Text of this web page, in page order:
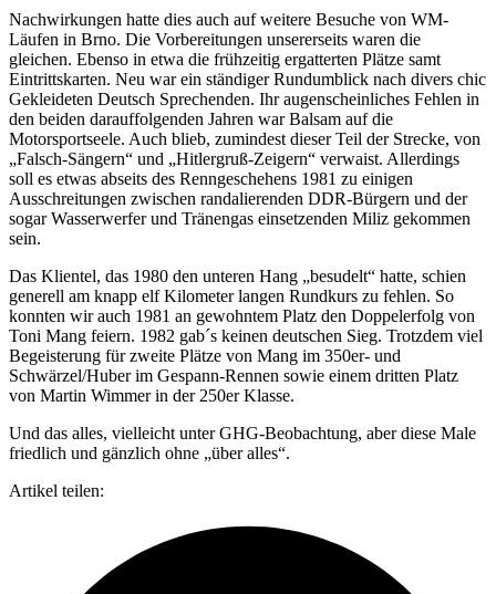
Nachwirkungen hatte dies auch auf weitere Besuche von WM-
Läufen in Brno. Die Vorbereitungen unsererseits waren die
gleichen. Ebenso in etwa die frühzeitig ergatterten Plätze samt
Eintrittskarten. Neu war ein ständiger Rundumblick nach divers chic
Gekleideten Deutsch Sprechenden. Ihr augenscheinliches Fehlen in
den beiden darauffolgenden Jahren war Balsam auf die
Motorsportseele. Auch blieb, zumindest dieser Teil der Strecke, von
„Falsch-Sängern“ und „Hitlergruß-Zeigern“ verwaist. Allerdings
soll es etwas abseits des Renngeschehens 1981 zu einigen
Ausschreitungen zwischen randalierenden DDR-Bürgern und der
sogar Wasserwerfer und Tränengas einsetzenden Miliz gekommen
sein.
Das Klientel, das 1980 den unteren Hang „besudelt“ hatte, schien
generell am knapp elf Kilometer langen Rundkurs zu fehlen. So
konnten wir auch 1981 an gewohntem Platz den Doppelerfolg von
Toni Mang feiern. 1982 gab´s keinen deutschen Sieg. Trotzdem viel
Begeisterung für zweite Plätze von Mang im 350er- und
Schwärzel/Huber im Gespann-Rennen sowie einem dritten Platz
von Martin Wimmer in der 250er Klasse.
Und das alles, vielleicht unter GHG-Beobachtung, aber diese Male
friedlich und gänzlich ohne „über alles“.
Artikel teilen: